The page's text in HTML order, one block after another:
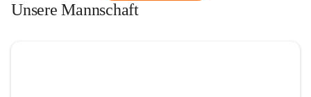
Unsere Mannschaft